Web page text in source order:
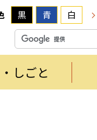
黒 青 白
しごと